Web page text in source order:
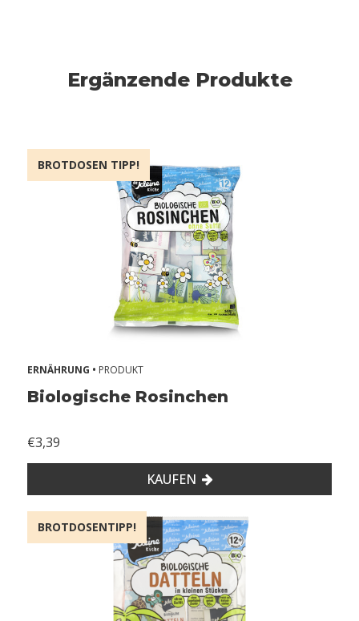
Ergänzende Produkte
BROTDOSEN TIPP!
ERNÄHRUNG • PRODUKT
Biologische Rosinchen
€3,39
KAUFEN
BROTDOSENTIPP!